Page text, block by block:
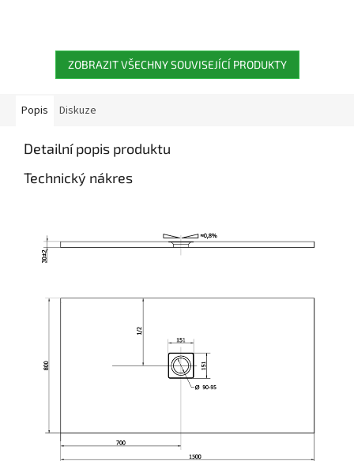
ZOBRAZIT VŠECHNY SOUVISEJÍCÍ PRODUKTY
Popis Diskuze
Detailní popis produktu
Technický nákres